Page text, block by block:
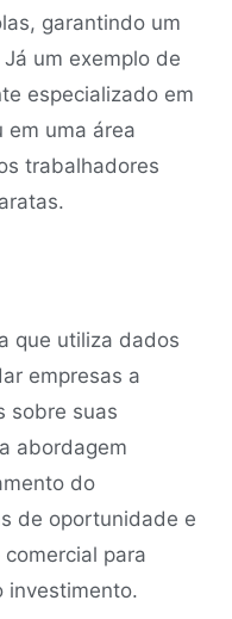
garantindo um
um exemplo de
especializado em
em uma área
trabalhadores
que utiliza dados
empresas a
sobre suas
abordagem
do
de oportunidade e
para
investimento.